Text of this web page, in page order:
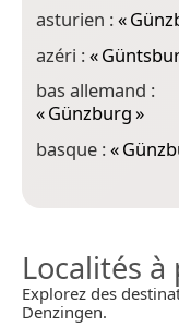
asturien :«
azéri :«
bas allemand :
«Günzburg»
basque :«
Localités
Explorez des
Denzingen.